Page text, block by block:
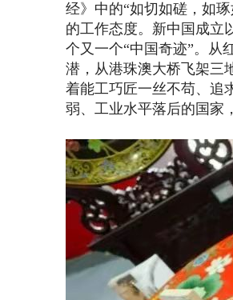
经》中的“如切如磋，如
的工作态度。新中国成立
个又一个“中国奇迹”。从
潜，从港珠澳大桥飞架
着能工巧匠一丝不苟、追
弱、工业水平落后的国家